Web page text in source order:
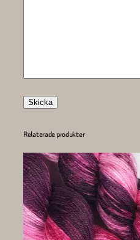
Skicka
Relaterade produkter